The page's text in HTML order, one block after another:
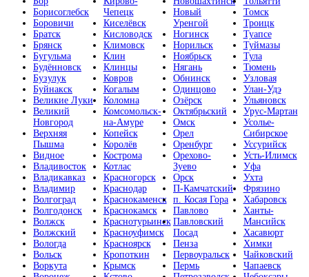
Борисоглебск
Боровичи
Братск
Брянск
Бугульма
Будённовск
Бузулук
Буйнакск
Великие Луки
Великий
Новгород
Верхняя
Пышма
Видное
Владивосток
Владикавказ
Владимир
Волгоград
Волгодонск
Волжск
Волжский
Вологда
Вольск
Воркута
Чепецк
Киселёвск
Кисловодск
Климовск
Клин
Клинцы
Ковров
Когалым
Коломна
Комсомольск-
на-Амуре
Копейск
Королёв
Кострома
Котлас
Красногорск
Краснодар
Краснокаменск
Краснокамск
Краснотурьинск
Красноуфимск
Красноярск
Кропоткин
Крымск
Новый
Уренгой
Ногинск
Норильск
Ноябрьск
Нягань
Обнинск
Одинцово
Озёрск
Октябрьский
Омск
Орел
Оренбург
Орехово-
Зуево
Орск
П-Камчатский
п. Косая Гора
Павлово
Павловский
Посад
Пенза
Первоуральск
Пермь
Томск
Троицк
Туапсе
Туймазы
Тула
Тюмень
Узловая
Улан-Удэ
Ульяновск
Урус-Мартан
Усолье-
Сибирское
Уссурийск
Усть-Илимск
Уфа
Ухта
Фрязино
Хабаровск
Ханты-
Мансийск
Хасавюрт
Химки
Чайковский
Чапаевск